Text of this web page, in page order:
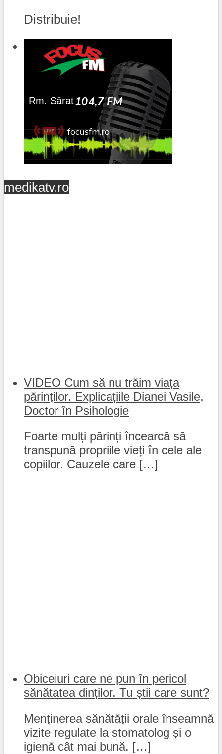
Distribuie!
medikatv.ro
VIDEO Cum să nu trăim viața
părinților. Explicațiile Dianei Vasile,
Doctor în Psihologie
Foarte mulți părinți încearcă să
transpună propriile vieți în cele ale
copiilor. Cauzele care […]
Obiceiuri care ne pun în pericol
sănătatea dinților. Tu știi care sunt?
Menținerea sănătății orale înseamnă
vizite regulate la stomatolog și o
igienă cât mai bună. […]